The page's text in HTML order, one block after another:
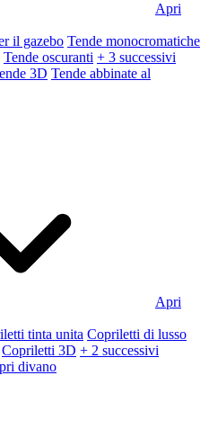
Apri
il gazebo Tende monocromatiche
Tende oscuranti + 3 successivi
3D Tende abbinate al
Apri
tinta unita Copriletti di lusso
Copriletti 3D + 2 successivi
divano